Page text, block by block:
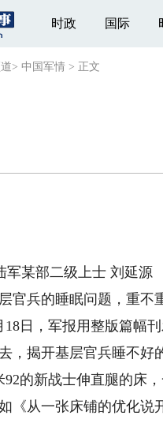
时政 国际
> 中国军情 > 正文
某部二级上士 刘延源
兵的睡眠问题，重不
，军报用整版篇幅刊
，揭开基层官兵睡不好
92的新战士伸直腿的床
《从一张床铺的优化说